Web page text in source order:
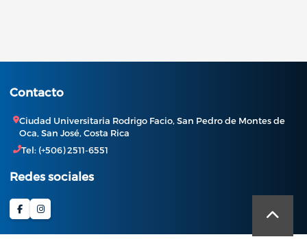
Contacto
Ciudad Universitaria Rodrigo Facio, San Pedro de Montes de
Oca, San José, Costa Rica
Tel: (+506) 2511-6551
Redes sociales